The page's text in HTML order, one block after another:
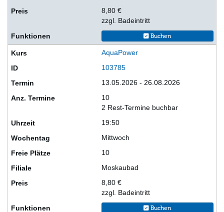
8,80 €
zzgl. Badeintritt
Buchen
AquaPower
103785
13.05.2026 - 26.08.2026
10
2 Rest-Termine buchbar
19:50
Mittwoch
10
Moskaubad
8,80 €
zzgl. Badeintritt
Buchen